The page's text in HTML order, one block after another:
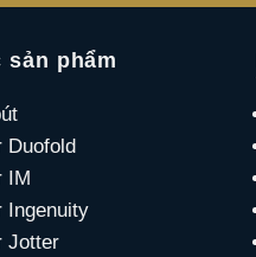
sản phẩm
Duofold
IM
Ingenuity
Jotter